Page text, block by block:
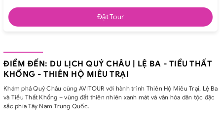
Đặt Tour
ĐIỂM ĐẾN: DU LỊCH QUÝ CHÂU | LỆ BA - TIỂU THẤT
KHỔNG - THIÊN HỘ MIÊU TRẠI
Khám phá Quý Châu cùng AVITOUR với hành trình Thiên Hộ Miêu Trại, Lệ Ba
và Tiểu Thất Khổng – vùng đất thiên nhiên xanh mát và văn hóa dân tộc đặc
sắc phía Tây Nam Trung Quốc.